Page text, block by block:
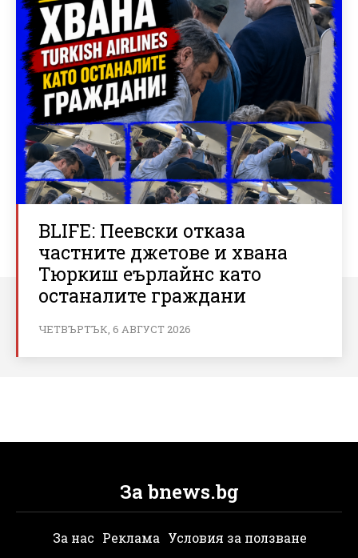
BLIFE: Пеевски отказа
частните джетове и хвана
Тюркиш еърлайнс като
останалите граждани
ЧЕТВЪРТЪК, 6 АВГУСТ 2026
За bnews.bg
За нас Реклама Условия за ползване